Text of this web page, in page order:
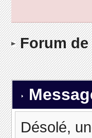
Forum de
Désolé,